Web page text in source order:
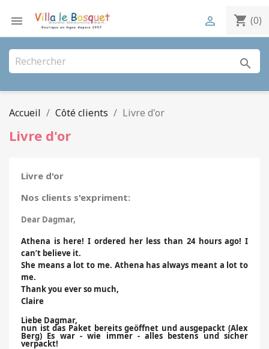
 shopping_cart (0)

search
Accueil Côté clients Livre d'or
Livre d'or
Livre d'or
Nos clients s'expriment:
Dear Dagmar,
Athena is here! I ordered her less than 24 hours ago! I
can’t believe it.
She means a lot to me. Athena has always meant a lot to
me.
Thank you ever so much,
Claire
Liebe Dagmar,
nun ist das Paket bereits geöffnet und ausgepackt (Alex
Berg) Es war - wie immer - alles bestens und sicher
verpackt!